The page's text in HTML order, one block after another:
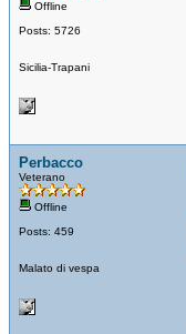
Offline
Posts: 5726
Sicilia-Trapani
Perbacco
Veterano
Offline
Posts: 459
Malato di vespa